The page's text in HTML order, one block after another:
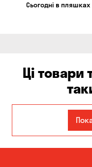
Сьогодні в пляшках
Ці товари
Єлизаветівка
Авангард